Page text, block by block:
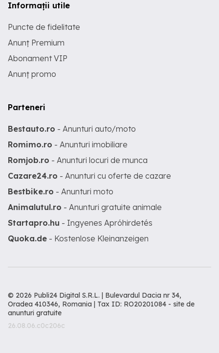
Informații utile
Puncte de fidelitate
Anunț Premium
Abonament VIP
Anunț promo
Parteneri
Bestauto.ro - Anunturi auto/moto
Romimo.ro - Anunturi imobiliare
Romjob.ro - Anunturi locuri de munca
Cazare24.ro - Anunturi cu oferte de cazare
Bestbike.ro - Anunturi moto
Animalutul.ro - Anunturi gratuite animale
Startapro.hu - Ingyenes Apróhirdetés
Quoka.de - Kostenlose Kleinanzeigen
© 2026 Publi24 Digital S.R.L. | Bulevardul Dacia nr 34,
Oradea 410346, Romania | Tax ID: RO20201084 - site de
anunturi gratuite
26.08.06.c0c206c